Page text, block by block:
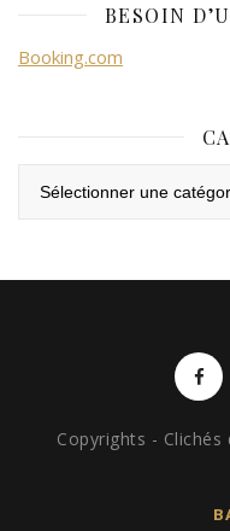
BESOIN
Booking.com
Copyrights - Clichés